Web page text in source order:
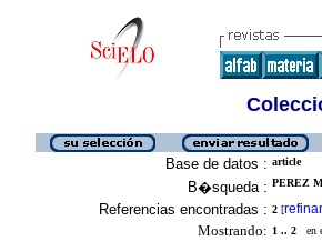
Base de datos : article
B�squeda : PEREZ
Referencias encontradas : 2 [refinar
Mostrando: 1 .. 2 en